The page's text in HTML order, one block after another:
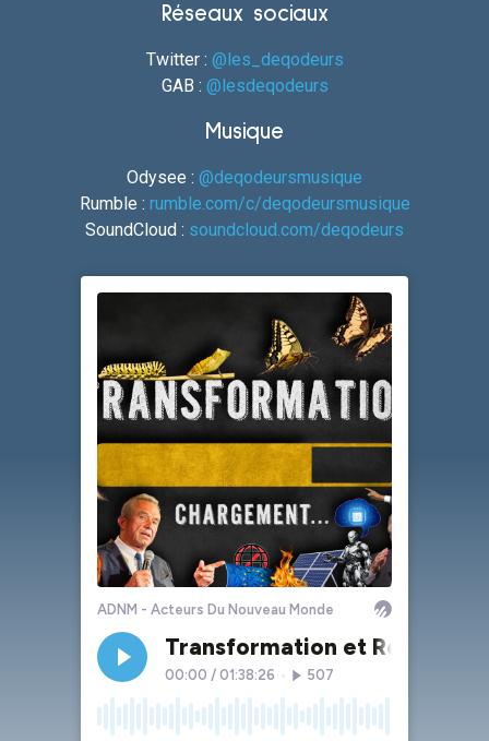
Réseaux sociaux
Twitter : @les_deqodeurs
GAB : @lesdeqodeurs
Musique
Odysee : @deqodeursmusique
Rumble : rumble.com/c/deqodeursmusique
SoundCloud : soundcloud.com/deqodeurs